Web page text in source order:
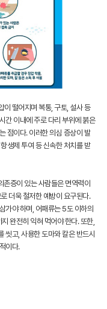
떨어지며 복통, 구토, 설사 등
간 이내에 주로 다리 부위에 붉은
점이다. 이러한 의심 증상이 발
생제 투여 등 신속한 처치를 받
증이 있는 사람들은 면역력이
더욱 철저한 예방이 요구된다.
가야 하며, 어패류는 5도 이하의
완전히 익혀 먹어야 한다. 또한,
씻고, 사용한 도마와 칼은 반드시
이다.